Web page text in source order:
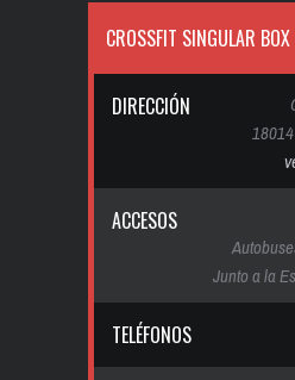
CROSSFIT SINGULAR
DIRECCIÓN
ACCESOS
Junto a la
TELÉFONOS